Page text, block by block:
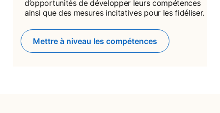
d’opportunités de développer leurs compétences
ainsi que des mesures incitatives pour les fidéliser.
Mettre à niveau les compétences